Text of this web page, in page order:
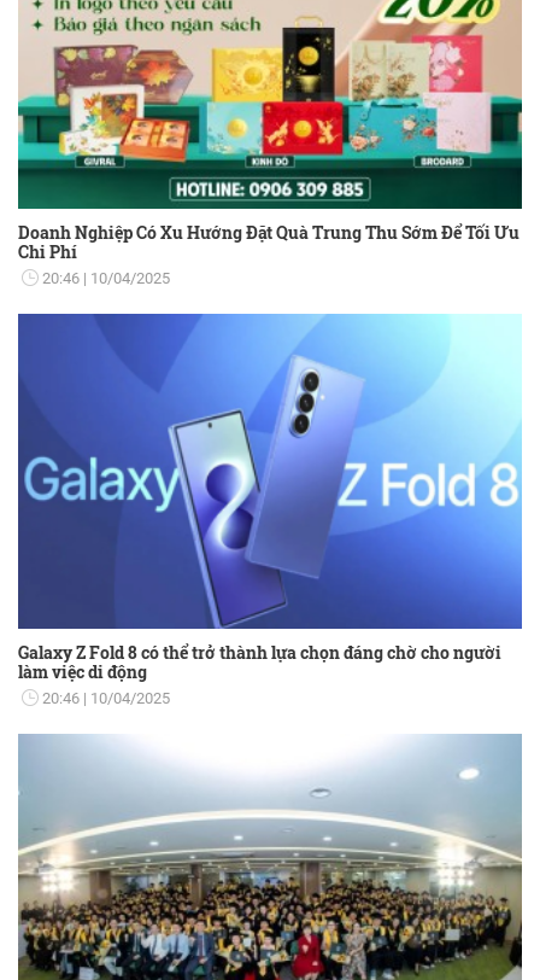
Doanh Nghiệp Có Xu Hướng Đặt Quà Trung Thu Sớm Để Tối Ưu
Chi Phí
20:46 10/04/2025
Galaxy Z Fold 8 có thể trở thành lựa chọn đáng chờ cho người
làm việc di động
20:46 10/04/2025